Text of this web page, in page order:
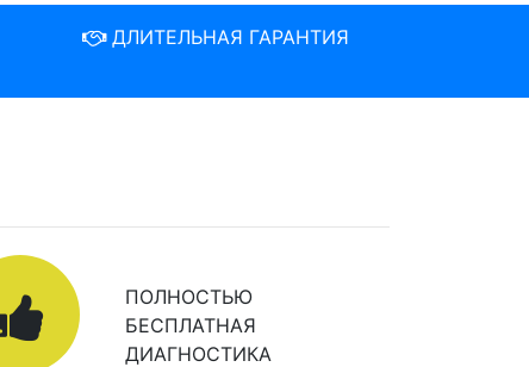
ДЛИТЕЛЬНАЯ ГАРАНТИЯ
ПОЛНОСТЬЮ
БЕСПЛАТНАЯ
ДИАГНОСТИКА